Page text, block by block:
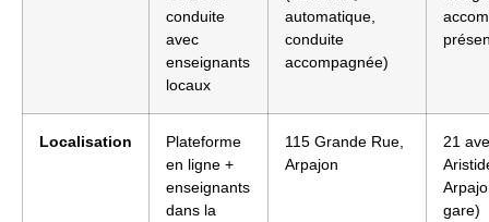
conduite
avec
enseignants
locaux
automatique,
conduite
accompagnée)
Localisation
Plateforme
en ligne +
enseignants
dans la
115 Grande Rue,
Arpajon
21
gare)